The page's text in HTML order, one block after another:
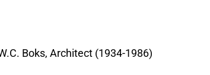
Boks, Architect (1934-1986)